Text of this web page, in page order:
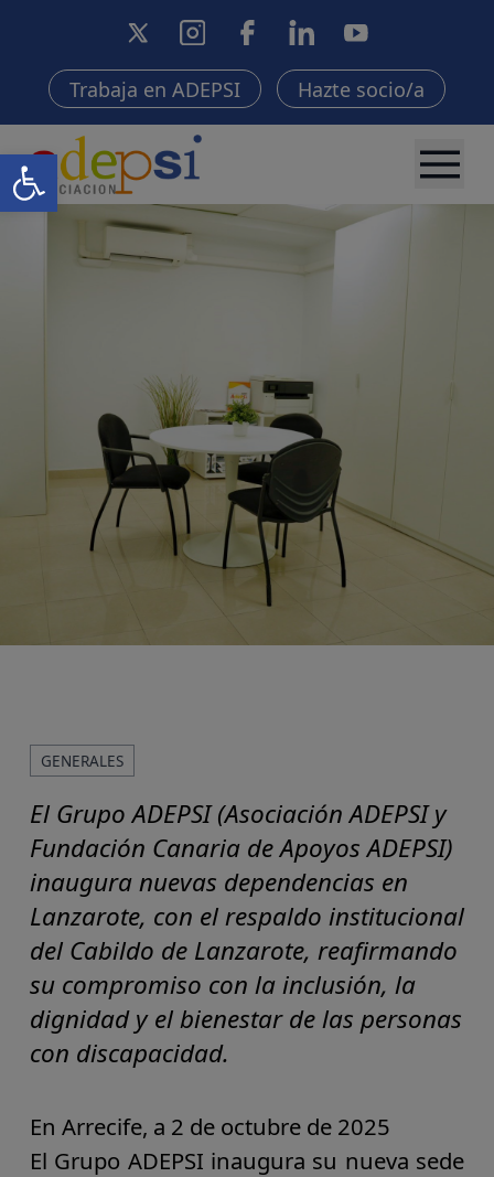
Abrir barra de herramientas
Trabaja en ADEPSI Hazte socio/a
Servicios y
GENERALES
El Grupo ADEPSI (Asociación ADEPSI y
Fundación Canaria de Apoyos ADEPSI)
inaugura nuevas dependencias en
Lanzarote, con el respaldo institucional
del Cabildo de Lanzarote, reafirmando
su compromiso con la inclusión, la
dignidad y el bienestar de las personas
con discapacidad.
En Arrecife, a 2 de octubre de 2025
El Grupo ADEPSI inaugura su nueva sede